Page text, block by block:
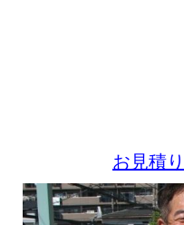
お見積